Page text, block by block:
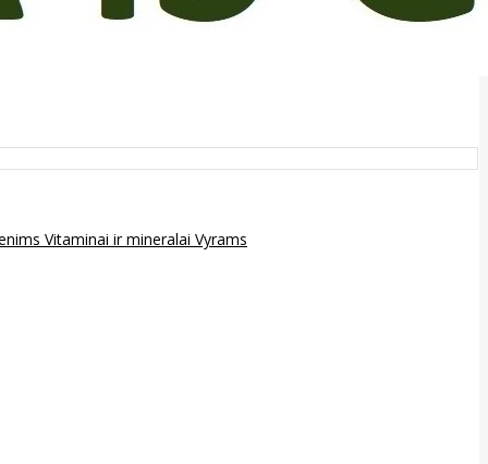
Vitaminai ir mineralai Vyrams